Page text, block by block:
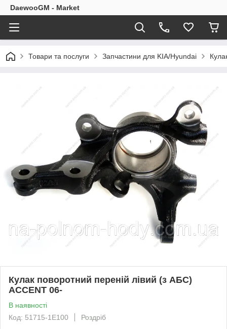
DaewooGM - Market
Товари та послуги Запчастини для KIA/Hyundai
Кулак поворотний переній лівий (з АБС)
ACCENT 06-
В наявності
Код: 51715-1E100
Роздріб